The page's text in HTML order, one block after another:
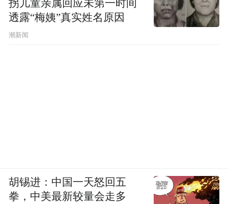
拐儿童亲属回应未第一时间
透露“梅姨”真实姓名原因
潮新闻
胡锡进：中国一天怒回五
拳，中美最新较量会走多